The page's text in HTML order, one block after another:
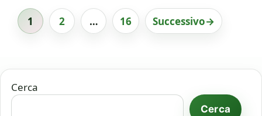
Pagina
1 Pagina
2 … Pagina
16 Successivo→
Cerca
Cerca